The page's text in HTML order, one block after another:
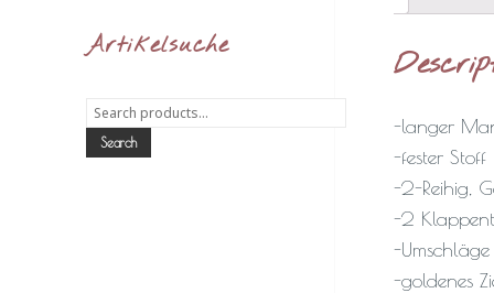
Artikelsuche
Search
for:
Search
-langer
-fester Stoff
-2-Reihig,
-2
-
-goldenes